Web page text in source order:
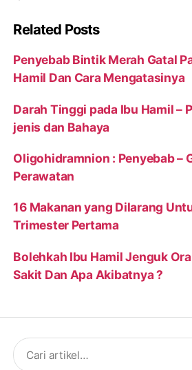
Related Posts
Penyebab Bintik Merah Gatal
Hamil Dan Cara Mengatasinya
Darah Tinggi pada Ibu Hamil –
jenis dan Bahaya
Oligohidramnion : Penyebab –
Perawatan
16 Makanan yang Dilarang
Trimester Pertama
Bolehkah Ibu Hamil Jenguk
Sakit Dan Apa Akibatnya ?
Search
for: